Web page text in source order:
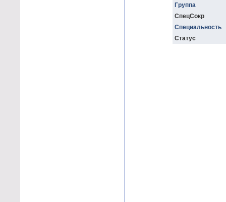
Группа
СпецСокр
Специальность
Статус